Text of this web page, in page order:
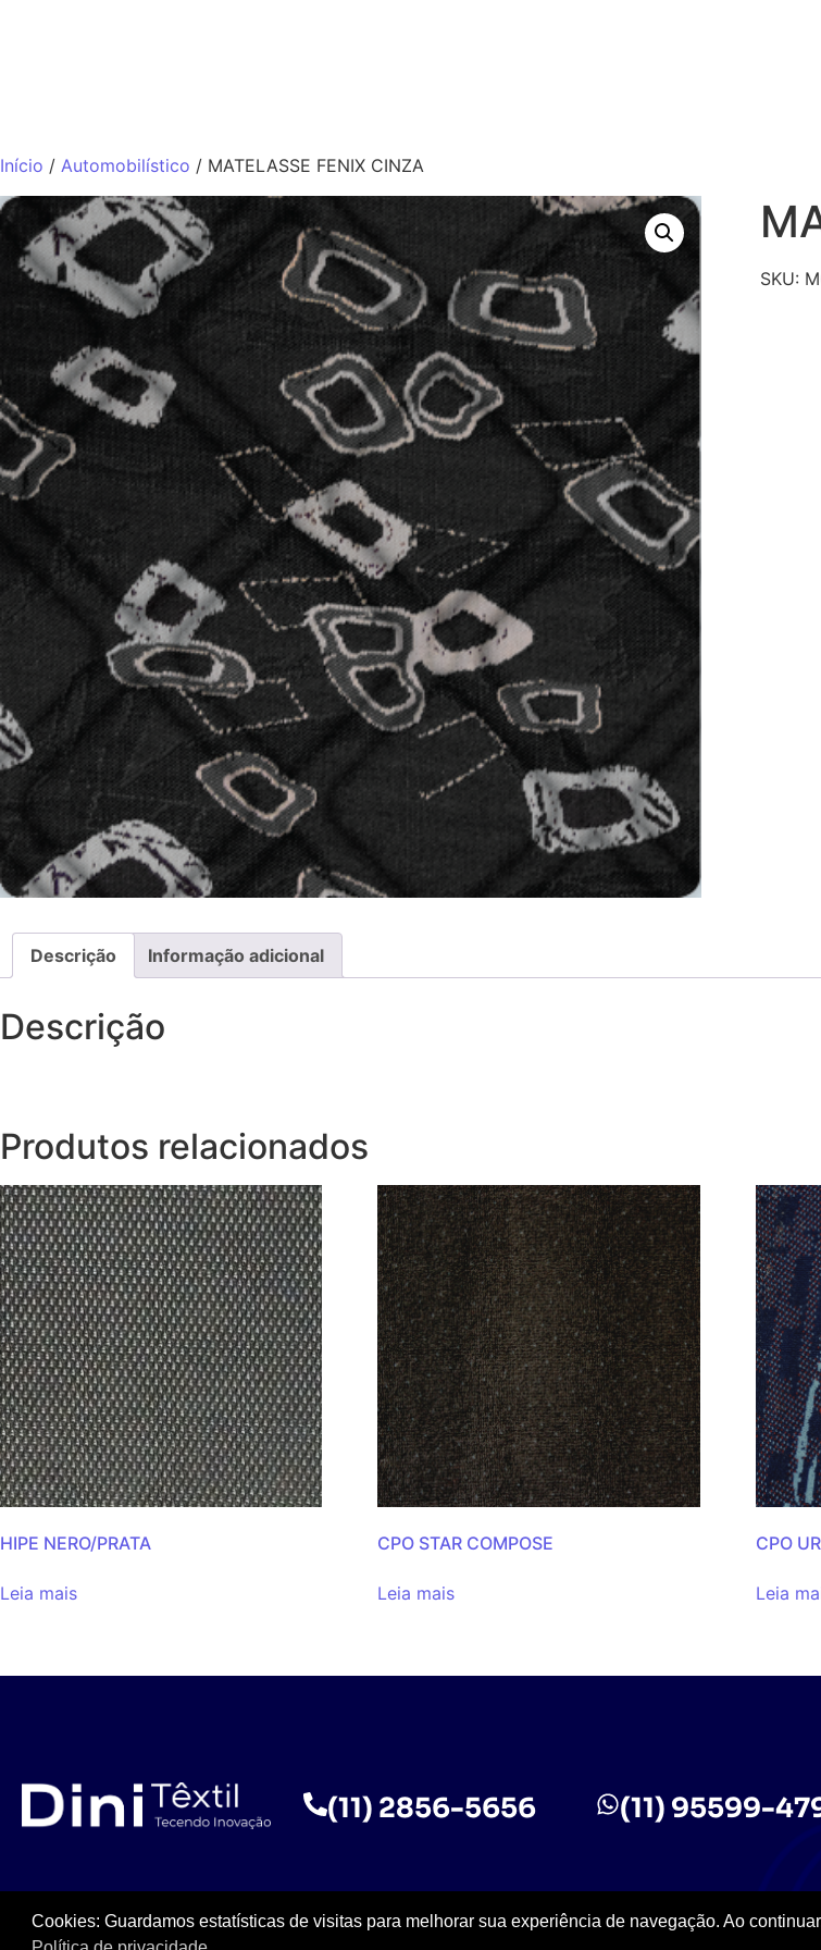
Início / Automobilístico / MATELASSE FENIX CINZA
SKU:
Descrição Informação adicional
Descrição
Produtos relacionados
HIPE NERO/PRATA
Leia mais
CPO STAR COMPOSE
Leia mais
CPO
Leia
(11) 2856-5656 (11) 95599-
Cookies: Guardamos estatísticas de visitas para melhorar sua experiência de navegação. Ao